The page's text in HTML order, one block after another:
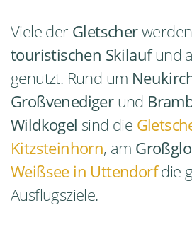
Viele der Gletscher
touristischen Skilaufund
genutzt. Rund um
Großvenedigerund
Wildkogel sind die
Kitzsteinhorn, am
Weißsee in Uttendorfdie
Ausflugsziele.